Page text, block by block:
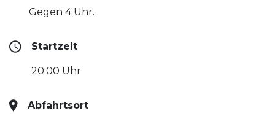
Gegen 4 Uhr.
Startzeit
20:00 Uhr
Abfahrtsort